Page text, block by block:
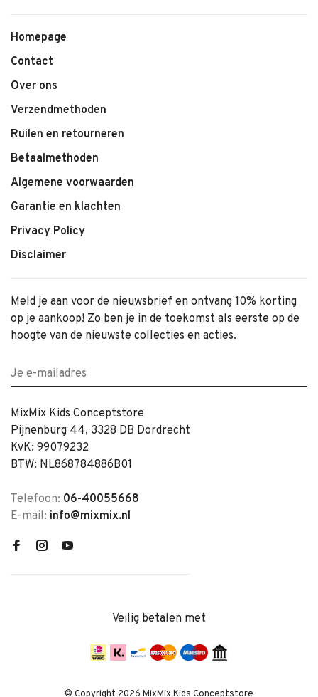
Homepage
Contact
Over ons
Verzendmethoden
Ruilen en retourneren
Betaalmethoden
Algemene voorwaarden
Garantie en klachten
Privacy Policy
Disclaimer
Meld je aan voor de nieuwsbrief en ontvang 10% korting
op je aankoop! Zo ben je in de toekomst als eerste op de
hoogte van de nieuwste collecties en acties.
MixMix Kids Conceptstore
Pijnenburg 44, 3328 DB Dordrecht
KvK: 99079232
BTW: NL868784886B01
Telefoon: 06-40055668
E-mail: info@mixmix.nl
Veilig betalen met
© Copyright 2026 MixMix Kids Conceptstore